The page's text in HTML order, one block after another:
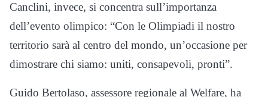
Canclini, invece, si concentra sull’importanza
dell’evento olimpico: “Con le Olimpiadi il nostro
territorio sarà al centro del mondo, un’occasione per
dimostrare chi siamo: uniti, consapevoli, pronti”.
Guido Bertolaso, assessore regionale al Welfare, ha